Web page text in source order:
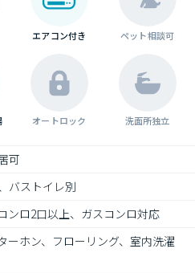
エアコン付き ペット相談可
オートロック 洗面所独立
可
バストイレ別
ンロ2口以上、ガスコンロ対応
ーホン、フローリング、室内洗濯